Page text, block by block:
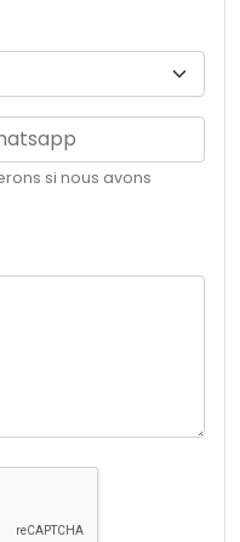
si nous avons